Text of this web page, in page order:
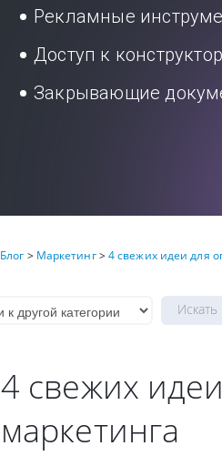
Рекламные
Доступ к
Закрывающие
Блог > Маркетинг>4 свежих идеи для
4 свежих
маркетинга